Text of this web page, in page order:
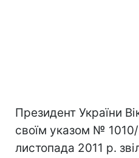
Президент України
своїм указом № 1010/
листопада 2011 р.